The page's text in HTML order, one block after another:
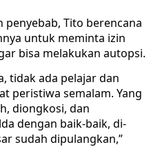
penyebab, Tito berencana
untuk meminta izin
bisa melakukan autopsi.
tidak ada pelajar dan
peristiwa semalam. Yang
diongkosi, dan
dengan baik-baik, di-
sudah dipulangkan,”